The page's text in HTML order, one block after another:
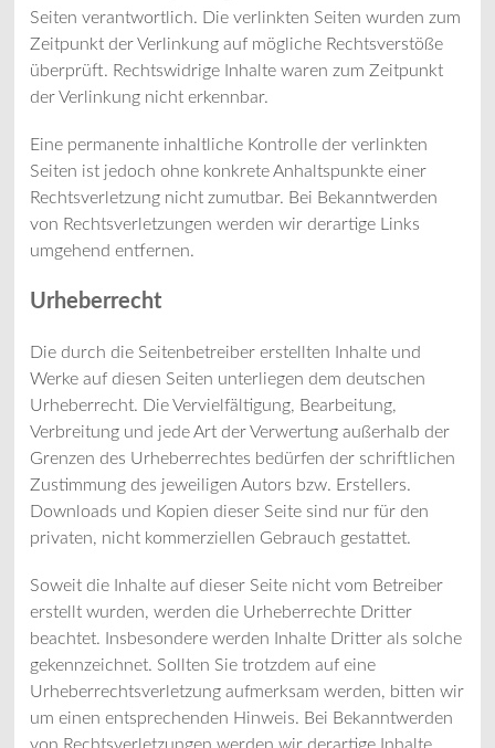
Seiten verantwortlich. Die verlinkten Seiten wurden zum
Zeitpunkt der Verlinkung auf mögliche Rechtsverstöße
überprüft. Rechtswidrige Inhalte waren zum Zeitpunkt
der Verlinkung nicht erkennbar.
Eine permanente inhaltliche Kontrolle der verlinkten
Seiten ist jedoch ohne konkrete Anhaltspunkte einer
Rechtsverletzung nicht zumutbar. Bei Bekanntwerden
von Rechtsverletzungen werden wir derartige Links
umgehend entfernen.
Urheberrecht
Die durch die Seitenbetreiber erstellten Inhalte und
Werke auf diesen Seiten unterliegen dem deutschen
Urheberrecht. Die Vervielfältigung, Bearbeitung,
Verbreitung und jede Art der Verwertung außerhalb der
Grenzen des Urheberrechtes bedürfen der schriftlichen
Zustimmung des jeweiligen Autors bzw. Erstellers.
Downloads und Kopien dieser Seite sind nur für den
privaten, nicht kommerziellen Gebrauch gestattet.
Soweit die Inhalte auf dieser Seite nicht vom Betreiber
erstellt wurden, werden die Urheberrechte Dritter
beachtet. Insbesondere werden Inhalte Dritter als solche
gekennzeichnet. Sollten Sie trotzdem auf eine
Urheberrechtsverletzung aufmerksam werden, bitten wir
um einen entsprechenden Hinweis. Bei Bekanntwerden
von Rechtsverletzungen werden wir derartige Inhalte